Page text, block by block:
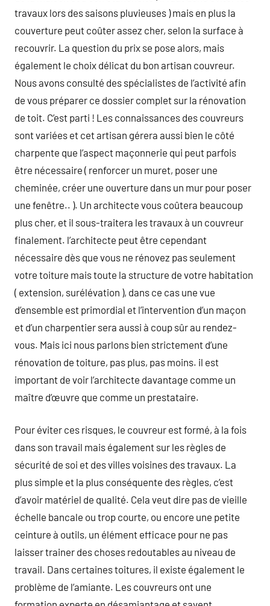
travaux lors des saisons pluvieuses ) mais en plus la
couverture peut coûter assez cher, selon la surface à
recouvrir. La question du prix se pose alors, mais
également le choix délicat du bon artisan couvreur.
Nous avons consulté des spécialistes de l’activité afin
de vous préparer ce dossier complet sur la rénovation
de toit. C’est parti ! Les connaissances des couvreurs
sont variées et cet artisan gérera aussi bien le côté
charpente que l’aspect maçonnerie qui peut parfois
être nécessaire ( renforcer un muret, poser une
cheminée, créer une ouverture dans un mur pour poser
une fenêtre.. ). Un architecte vous coûtera beaucoup
plus cher, et il sous-traitera les travaux à un couvreur
finalement. l’architecte peut être cependant
nécessaire dès que vous ne rénovez pas seulement
votre toiture mais toute la structure de votre habitation
( extension, surélévation ), dans ce cas une vue
d’ensemble est primordial et l’intervention d’un maçon
et d’un charpentier sera aussi à coup sûr au rendez-
vous. Mais ici nous parlons bien strictement d’une
rénovation de toiture, pas plus, pas moins. il est
important de voir l’architecte davantage comme un
maître d’œuvre que comme un prestataire.
Pour éviter ces risques, le couvreur est formé, à la fois
dans son travail mais également sur les règles de
sécurité de soi et des villes voisines des travaux. La
plus simple et la plus conséquente des règles, c’est
d’avoir matériel de qualité. Cela veut dire pas de vieille
échelle bancale ou trop courte, ou encore une petite
ceinture à outils, un élément efficace pour ne pas
laisser trainer des choses redoutables au niveau de
travail. Dans certaines toitures, il existe également le
problème de l’amiante. Les couvreurs ont une